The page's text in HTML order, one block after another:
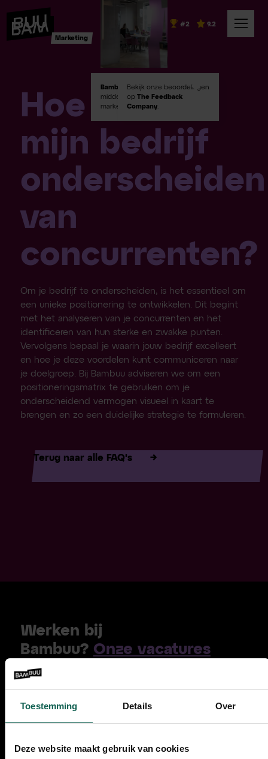
Toestemming Details Over
Deze website maakt gebruik van cookies
Marketing
#2
Bambuu #2in Emerce100
middelgroot digital
marketingbureaus!
9.2
Bekijk onze beoordelingen
opThe Feedback
Company.
Hoe kan ik
mijn bedrijf
onderscheiden
van
concurrenten?
Om je bedrijf te onderscheiden, is het essentieel om
een unieke positionering te ontwikkelen. Dit begint
met het analyseren van je concurrenten en het
identificeren van hun sterke en zwakke punten.
Vervolgens bepaal je waarin jouw bedrijf excelleert
en hoe je deze voordelen kunt communiceren naar
je doelgroep. Bij Bambuu adviseren we om een
positioneringsmatrix te gebruiken om je
onderscheidend vermogen visueel in kaart te
brengen en zo een duidelijke strategie te formuleren.
Terug naar alle FAQ's →
Werken bij
Bambuu? Onze vacatures
Lees hier meer over
unieke aanpak
085 210 47 47